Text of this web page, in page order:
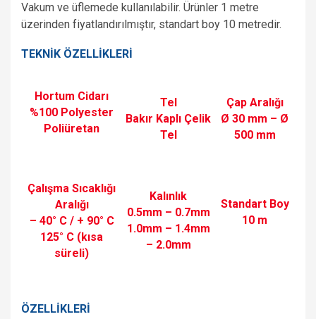
Vakum ve üflemede kullanılabilir. Ürünler 1 metre
üzerinden fiyatlandırılmıştır, standart boy 10 metredir.
TEKNİK ÖZELLİKLERİ
Hortum Cidarı
%100 Polyester
Poliüretan
Tel
Bakır Kaplı Çelik
Tel
Çap Aralığı
Ø 30 mm – Ø
500 mm
Çalışma Sıcaklığı
Aralığı
– 40° C / + 90° C
125° C (kısa
süreli)
Kalınlık
0.5mm – 0.7mm
1.0mm – 1.4mm
– 2.0mm
Standart Boy
10 m
ÖZELLİKLERİ